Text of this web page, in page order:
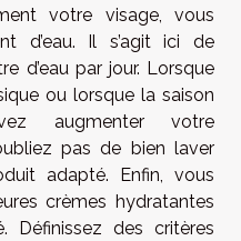
votre visage, vous
d’eau. Il s’agit ici de
d’eau par jour. Lorsque
ou lorsque la saison
augmenter votre
pas de bien laver
adapté. Enfin, vous
crèmes hydratantes
Définissez des critères